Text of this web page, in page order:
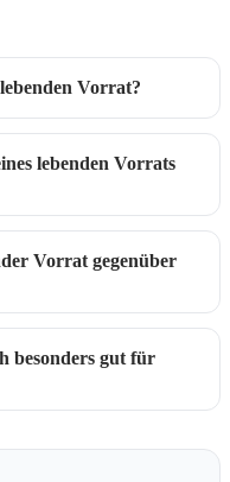
Vorrat?
lebenden Vorrats
Vorrat gegenüber
besonders gut für